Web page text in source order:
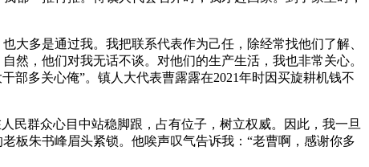
多是通过我。我把联系代表作为己任，除经常找他们了解、
然，他们对我无话不谈。对他们的生产生活，我也非常关心。
部多关心俺”。镇人大代表曹露露在2021年时因买旋耕机钱不
群众心目中站稳脚跟，占有位子，树立权威。因此，我一旦
板朱书峰眉头紧锁。他唉声叹气告诉我：“老曹啊，感谢你多